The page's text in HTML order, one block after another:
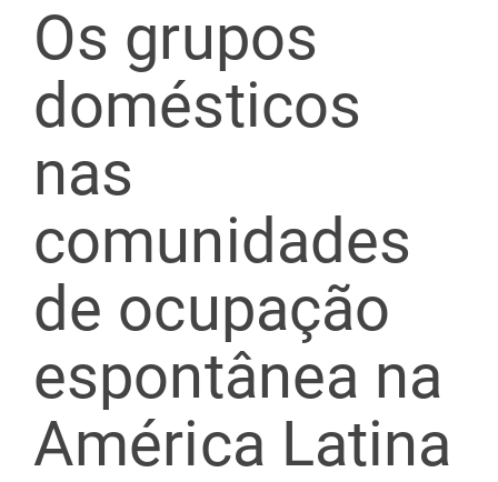
Os grupos
domésticos
nas
comunidades
de ocupação
espontânea na
América Latina